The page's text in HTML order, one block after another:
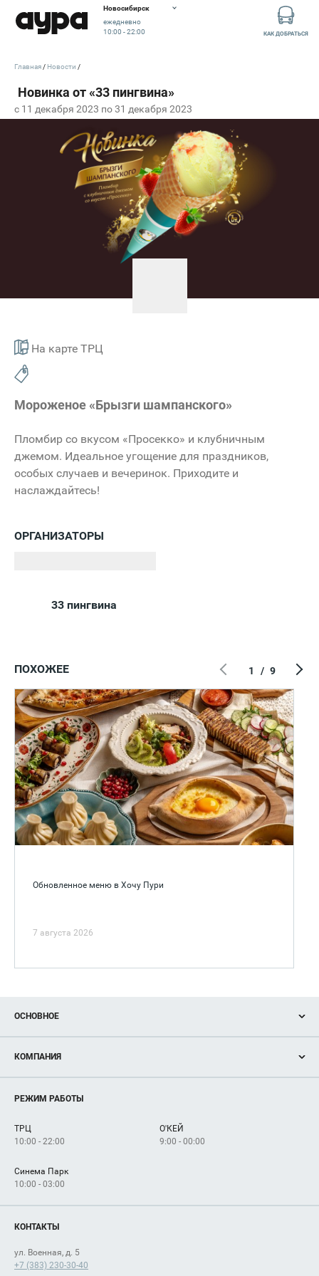
Новосибирск
ежедневно
10:00 - 22:00
КАК ДОБРАТЬСЯ
c 11 декабря 2023 по 31 декабря 2023
На карте ТРЦ
Главная Новости
Мороженое «Брызги шампанского»
Пломбир со вкусом «Просекко» и клубничным
джемом. Идеальное угощение для праздников,
особых случаев и вечеринок. Приходите и
наслаждайтесь!
ОРГАНИЗАТОРЫ
33 пингвина
ПОХОЖЕЕ
Обновленное меню в Хочу Пури
7 августа 2026
1 / 9
ОСНОВНОЕ
Новости
Магазины
Услуги
КОМПАНИЯ
Рекламодателям
Как добраться
РЕЖИМ РАБОТЫ
ТРЦ
10:00 - 22:00
О'КЕЙ
9:00 - 00:00
Синема Парк
10:00 - 03:00
КОНТАКТЫ
ул. Военная, д. 5
+7 (383) 230-30-40